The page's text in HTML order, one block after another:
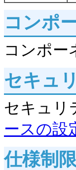
コンポ
コンポー
セキュ
セキュリ
ースの設
仕様制限